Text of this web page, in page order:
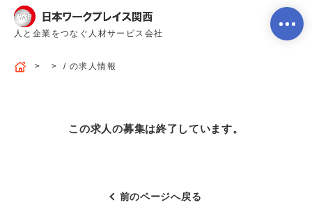
人と企業をつなぐ人材サービス会社
ホーム
会社案内
/ の求人情報
この求人の募集は終了しています。
前のページへ戻る